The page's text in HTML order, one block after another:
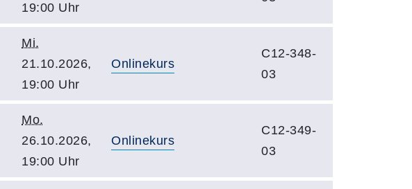
19:00 Uhr
Mi.
21.10.2026,
19:00 Uhr
Onlinekurs
C12-348-
03
Mo.
26.10.2026,
19:00 Uhr
Onlinekurs
C12-349-
03